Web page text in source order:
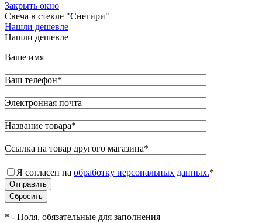
Закрыть окно
Свеча в стекле "Снегири"
Нашли дешевле
Нашли дешевле
Ваше имя
Ваш телефон*
Электронная почта
Название товара*
Ссылка на товар другого магазина*
Я согласен на обработку персональных данных.*
* - Поля, обязательные для заполнения